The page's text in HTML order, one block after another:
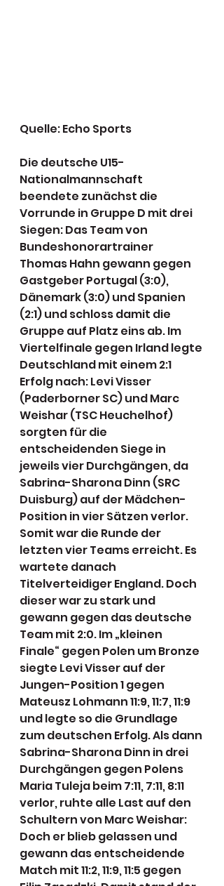
Quelle: Echo Sports
Die deutsche U15-
Nationalmannschaft
beendete zunächst die
Vorrunde in Gruppe D mit drei
Siegen: Das Team von
Bundeshonorartrainer
Thomas Hahn gewann gegen
Gastgeber Portugal (3:0),
Dänemark (3:0) und Spanien
(2:1) und schloss damit die
Gruppe auf Platz eins ab. Im
Viertelfinale gegen Irland legte
Deutschland mit einem 2:1
Erfolg nach: Levi Visser
(Paderborner SC) und Marc
Weishar (TSC Heuchelhof)
sorgten für die
entscheidenden Siege in
jeweils vier Durchgängen, da
Sabrina-Sharona Dinn (SRC
Duisburg) auf der Mädchen-
Position in vier Sätzen verlor.
Somit war die Runde der
letzten vier Teams erreicht. Es
wartete danach
Titelverteidiger England. Doch
dieser war zu stark und
gewann gegen das deutsche
Team mit 2:0. Im „kleinen
Finale“ gegen Polen um Bronze
siegte Levi Visser auf der
Jungen-Position 1 gegen
Mateusz Lohmann 11:9, 11:7, 11:9
und legte so die Grundlage
zum deutschen Erfolg. Als dann
Sabrina-Sharona Dinn in drei
Durchgängen gegen Polens
Maria Tuleja beim 7:11, 7:11, 8:11
verlor, ruhte alle Last auf den
Schultern von Marc Weishar:
Doch er blieb gelassen und
gewann das entscheidende
Match mit 11:2, 11:9, 11:5 gegen